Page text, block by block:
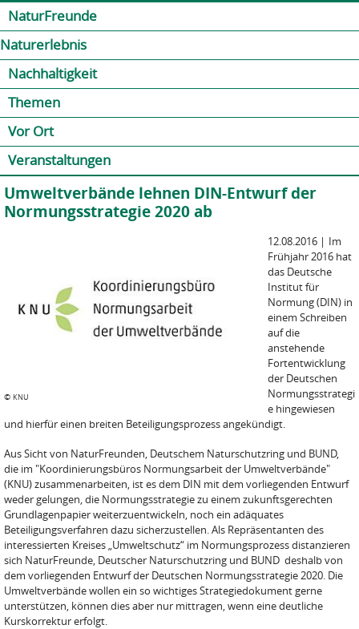
NaturFreunde
Naturerlebnis
Nachhaltigkeit
Themen
Vor Ort
Veranstaltungen
Umweltverbände lehnen DIN-Entwurf der
Normungsstrategie 2020 ab
© KNU
12.08.2016 | Im
Frühjahr 2016 hat
das Deutsche
Institut für
Normung (DIN) in
einem Schreiben
auf die
anstehende
Fortentwicklung
der Deutschen
Normungsstrategi
e hingewiesen
und hierfür einen breiten Beteiligungsprozess ange­kündigt.
Aus Sicht von NaturFreunden, Deutschem Naturschutzring und BUND,
die im "Koordinierungsbüros Normungsarbeit der Umweltverbände"
(KNU) zusammenarbeiten, ist es dem DIN mit dem vorliegenden Entwurf
weder gelungen, die Normungsstrategie zu einem zukunftsgerechten
Grundlagenpapier weiterzuentwickeln, noch ein adäquates
Beteiligungsverfahren dazu sicherzustellen. Als Repräsentanten des
interessierten Kreises „Umweltschutz“ im Normungsprozess distanzieren
sich NaturFreunde, Deutscher Naturschutzring und BUND deshalb von
dem vorliegenden Entwurf der Deutschen Normungsstrategie 2020. Die
Umweltverbände wollen ein so wichtiges Strategiedokument gerne
unterstützen, können dies aber nur mittragen, wenn eine deutliche
Kurskorrektur erfolgt.